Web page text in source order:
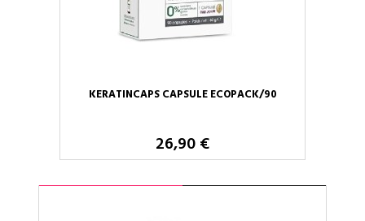
KERATINCAPS CAPSULE ECOPACK/90
26,90 €